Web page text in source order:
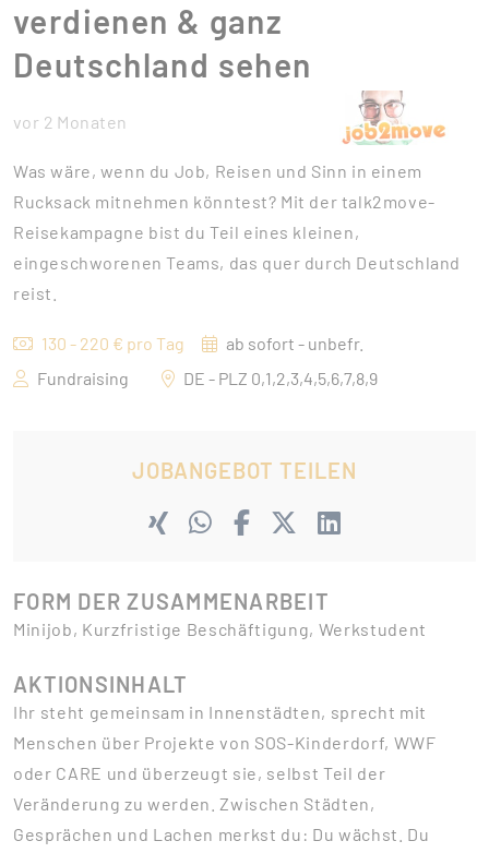
verdienen & ganz
Deutschland sehen
vor 2 Monaten
Was wäre, wenn du Job, Reisen und Sinn in einem
Rucksack mitnehmen könntest? Mit der talk2move-
Reisekampagne bist du Teil eines kleinen,
eingeschworenen Teams, das quer durch Deutschland
reist.
130 - 220 € pro Tag
ab sofort - unbefr.
Fundraising
DE - PLZ 0,1,2,3,4,5,6,7,8,9
JOBANGEBOT TEILEN
FORM DER ZUSAMMENARBEIT
Minijob, Kurzfristige Beschäftigung, Werkstudent
AKTIONSINHALT
Ihr steht gemeinsam in Innenstädten, sprecht mit
Menschen über Projekte von SOS-Kinderdorf, WWF
oder CARE und überzeugt sie, selbst Teil der
Veränderung zu werden. Zwischen Städten,
Gesprächen und Lachen merkst du: Du wächst. Du